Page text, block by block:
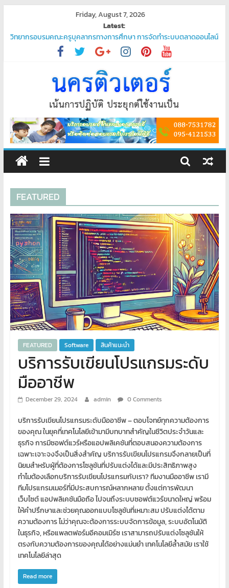
content
Friday, August 7, 2026
Latest:
วิทยากรอบรมคณะครูบุคลากรทางการศึกษา การจัดทำระบบตลาดออนไลน์
“ชวนมาช้อป นักเรียนสุขใจ”
โปรแกรมจัดการน้ำประปา
บริการรับเขียนโปรแกรม PHP ระดับมืออาชีพ – ตอบโจทย์ทุกความต้องการ
บริการรับเขียนโปรแกรมระดับมืออาชีพ
พัฒนาระบบ ยืนยันตัวตนผ่านแอป Thaid
ศูนย์
อบรม
คอมพิวเตอร์
สอน
พิเศษ
คอมพิวเตอร์
ศูนย์
อบรม
คอมพิวเตอร์
สอน
พิเศษ
คอมพิวเตอร์
เว็บไซต์
บริการ
ทำ
เว็บไซต์
เช่า
โอส
จด
โดเมน
สอน
คอมพิวเตอร์
ออกแบบ
เว็บ
พัฒนา
เว็บ
ทำ
เว็บไซต์
FEATURED
FEATURED Software สินค้าแนะนำ
บริการรับเขียนโปรแกรมระดับ
มืออาชีพ
December 29, 2024 admin 0 Comments
บริการรับเขียนโปรแกรมระดับมืออาชีพ – ตอบโจทย์ทุกความต้องการ
ของคุณ ในยุคที่เทคโนโลยีเข้ามามีบทบาทสำคัญในชีวิตประจำวันและ
ธุรกิจ การมีซอฟต์แวร์หรือแอปพลิเคชันที่ตอบสนองความต้องการ
เฉพาะเจาะจงจึงเป็นสิ่งสำคัญ บริการรับเขียนโปรแกรมจึงกลายเป็นที่
นิยมสำหรับผู้ที่ต้องการโซลูชันที่ปรับแต่งได้และมีประสิทธิภาพสูง
ทำไมต้องเลือกบริการรับเขียนโปรแกรมกับเรา? ทีมงานมืออาชีพ เรามี
ทีมโปรแกรมเมอร์ที่มีประสบการณ์หลากหลาย ตั้งแต่การพัฒนา
เว็บไซต์ แอปพลิเคชันมือถือ ไปจนถึงระบบซอฟต์แวร์ขนาดใหญ่ พร้อม
ให้คำปรึกษาและช่วยคุณออกแบบโซลูชันที่เหมาะสม ปรับแต่งได้ตาม
ความต้องการ ไม่ว่าคุณจะต้องการระบบจัดการข้อมูล, ระบบอัตโนมัติ
ในธุรกิจ, หรือแพลตฟอร์มอีคอมเมิร์ซ เราสามารถปรับแต่งโซลูชันให้
ตรงกับความต้องการของคุณได้อย่างแม่นยำ เทคโนโลยีล้ำสมัย เราใช้
เทคโนโลยีล่าสุด
Read more